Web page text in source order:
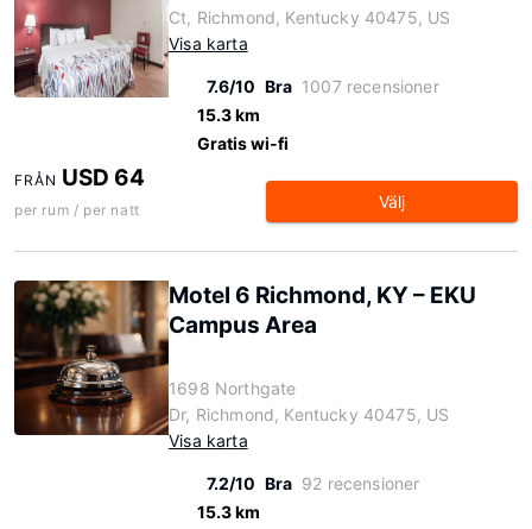
Ct, Richmond, Kentucky 40475, US
Visa karta
7.6/10 Bra 1007 recensioner
15.3 km
Gratis wi-fi
FRÅN USD 64
per rum / per natt Välj
Motel 6 Richmond, KY – EKU
Campus Area
1698 Northgate
Dr, Richmond, Kentucky 40475, US
Visa karta
7.2/10 Bra 92 recensioner
15.3 km